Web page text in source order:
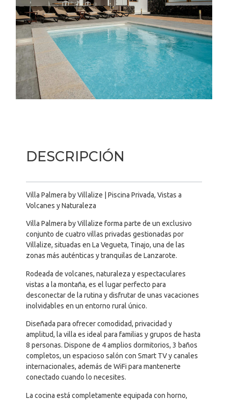
DESCRIPCIÓN
Villa Palmera by Villalize | Piscina Privada, Vistas a
Volcanes y Naturaleza
Villa Palmera by Villalize forma parte de un exclusivo
conjunto de cuatro villas privadas gestionadas por
Villalize, situadas en La Vegueta, Tinajo, una de las
zonas más auténticas y tranquilas de Lanzarote.
Rodeada de volcanes, naturaleza y espectaculares
vistas a la montaña, es el lugar perfecto para
desconectar de la rutina y disfrutar de unas vacaciones
inolvidables en un entorno rural único.
Diseñada para ofrecer comodidad, privacidad y
amplitud, la villa es ideal para familias y grupos de hasta
8 personas. Dispone de 4 amplios dormitorios, 3 baños
completos, un espacioso salón con Smart TV y canales
internacionales, además de WiFi para mantenerte
conectado cuando lo necesites.
La cocina está completamente equipada con horno,